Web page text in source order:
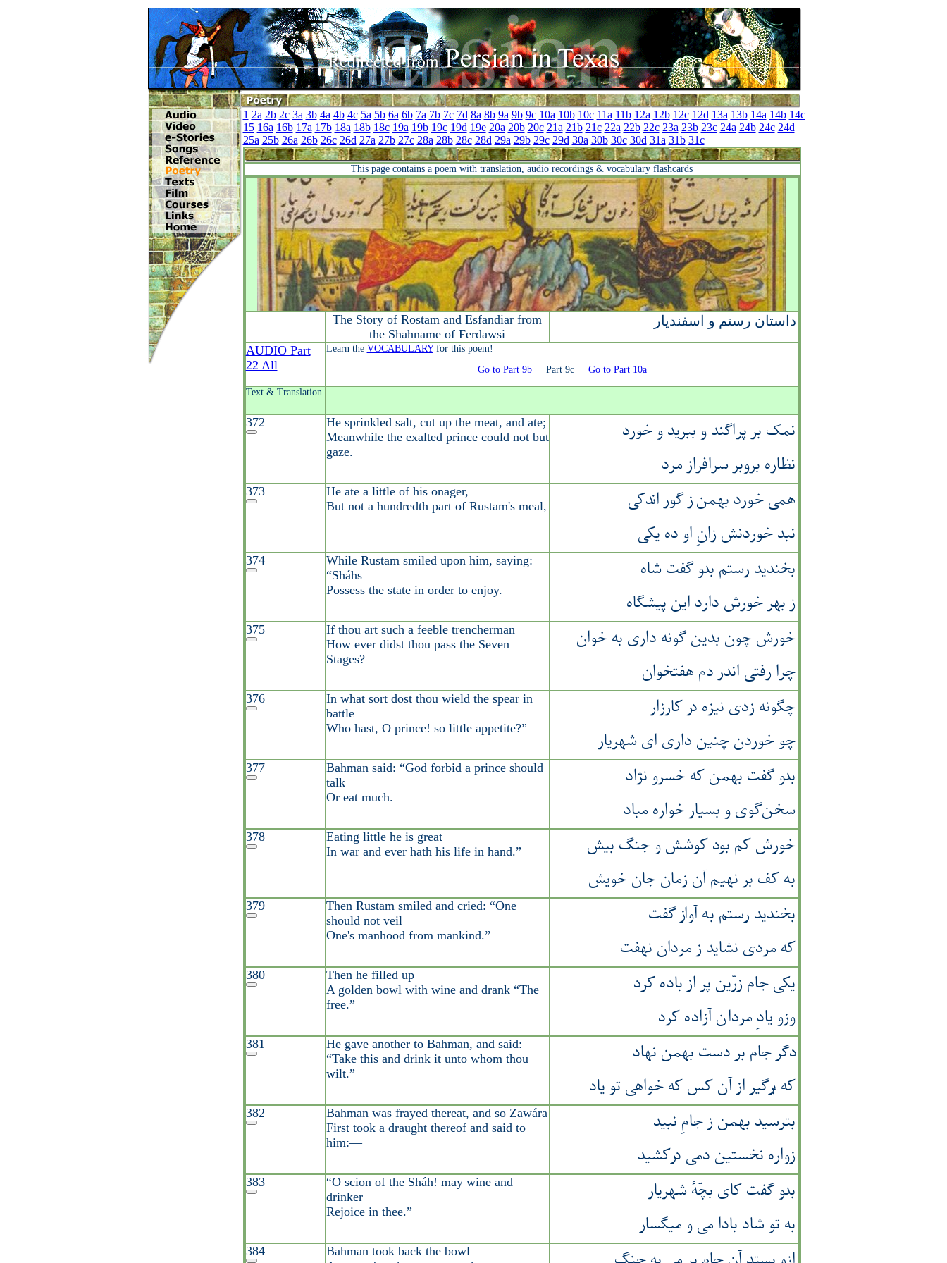
1 2a 2b 2c 3a 3b 4a 4b 4c 5a 5b 6a 6b 7a 7b 7c 7d 8a 8b 9a 9b 9c 10a 10b 10c 11a 11b 12a 12b 12c 12d 13a 13b 14a 14b 14c
15 16a 16b 17a 17b 18a 18b 18c 19a 19b 19c 19d 19e 20a 20b 20c 21a 21b 21c 22a 22b 22c 23a 23b 23c 24a 24b 24c 24d
25a 25b 26a 26b 26c 26d 27a 27b 27c 28a 28b 28c 28d 29a 29b 29c 29d 30a 30b 30c 30d 31a 31b 31c
This page contains a poem with translation, audio recordings & vocabulary flashcards
The Story of Rostam and Esfandiār from
the Shāhnāme of Ferdawsi
داستان رستم و اسفندیار
AUDIO Part
22 All
Learn the VOCABULARYfor this poem!
Go to Part 9bPart 9c Go to Part 10a
Text & Translation
372
He sprinkled salt, cut up the meat, and ate;
Meanwhile the exalted prince could not but
gaze.
نمک بر پراگند و ببرید و خورد
نظاره بروبر سرافراز مرد
373
He ate a little of his onager,
But not a hundredth part of Rustam's meal,
همی خورد بهمن ز گور اندکی
نبد خوردنش زانِ او ده یکی
374
While Rustam smiled upon him, saying:
“Sháhs
Possess the state in order to enjoy.
بخندید رستم بدو گفت شاه
ز بهر خورش دارد این پیشگاه
375
If thou art such a feeble trencherman
How ever didst thou pass the Seven
Stages?
خورش چون بدین گونه داری به خوان
چرا رفتی اندر دم هفتخوان
376
In what sort dost thou wield the spear in
battle
Who hast, O prince! so little appetite?”
چگونه زدی نیزه در کارزار
چو خوردن چنین داری ای شهریار
377
Bahman said: “God forbid a prince should
talk
Or eat much.
بدو گفت بهمن که خسرو نژاد
سخن‌گوی و بسیار خواره مباد
378
Eating little he is great
In war and ever hath his life in hand.”
خورش کم بود کوشش و جنگ بیش
به کف بر نهیم آن زمان جان خویش
379
Then Rustam smiled and cried: “One
should not veil
One's manhood from mankind.”
بخندید رستم به آواز گفت
که مردی نشاید ز مردان نهفت
380
Then he filled up
A golden bowl with wine and drank “The
free.”
یکی جام زرّین پر از باده کرد
وزو یادِ مردان آزاده کرد
381
He gave another to Bahman, and said:—
“Take this and drink it unto whom thou
wilt.”
دگر جام بر دست بهمن نهاد
که برگیر از آن کس که خواهی تو یاد
382
Bahman was frayed thereat, and so Zawára
First took a draught thereof and said to
him:—
بترسید بهمن ز جامِ نبید
زواره نخستین دمی درکشید
383
“O scion of the Sháh! may wine and
drinker
Rejoice in thee.”
بدو گفت کای بچّه‌ٔ شهریار
به تو شاد بادا می و میگسار
384
Bahman took back the bowl